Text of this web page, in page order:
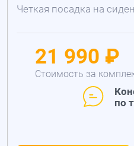
Четкая посадка на
21 990 ₽
Стоимость за
по